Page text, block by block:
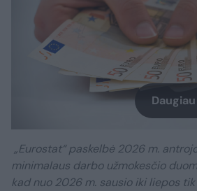
„Eurostat“ paskelbė 2026 m.
minimalaus darbo užmokesčio
kad nuo 2026 m. sausio iki liepos